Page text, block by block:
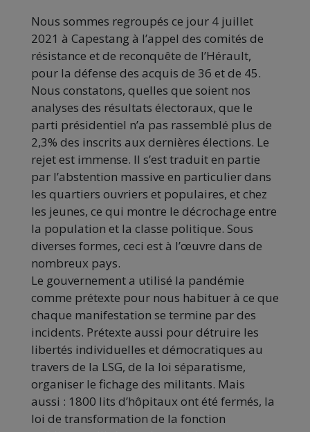
Nous sommes regroupés ce jour 4 juillet
2021 à Capestang à l’appel des comités de
résistance et de reconquête de l’Hérault,
pour la défense des acquis de 36 et de 45.
Nous constatons, quelles que soient nos
analyses des résultats électoraux, que le
parti présidentiel n’a pas rassemblé plus de
2,3% des inscrits aux dernières élections. Le
rejet est immense. Il s’est traduit en partie
par l’abstention massive en particulier dans
les quartiers ouvriers et populaires, et chez
les jeunes, ce qui montre le décrochage entre
la population et la classe politique. Sous
diverses formes, ceci est à l’œuvre dans de
nombreux pays.
Le gouvernement a utilisé la pandémie
comme prétexte pour nous habituer à ce que
chaque manifestation se termine par des
incidents. Prétexte aussi pour détruire les
libertés individuelles et démocratiques au
travers de la LSG, de la loi séparatisme,
organiser le fichage des militants. Mais
aussi : 1800 lits d’hôpitaux ont été fermés, la
loi de transformation de la fonction